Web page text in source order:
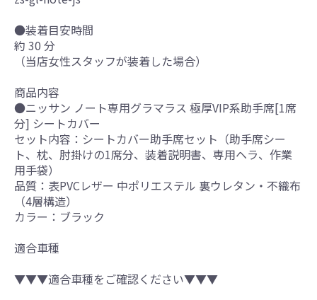
●装着目安時間
約 30 分
（当店女性スタッフが装着した場合）
商品内容
●ニッサン ノート専用グラマラス 極厚VIP系助手席[1席
分] シートカバー
セット内容：シートカバー助手席セット（助手席シー
ト、枕、肘掛けの1席分、装着説明書、専用ヘラ、作業
用手袋）
品質：表PVCレザー 中ポリエステル 裏ウレタン・不織布
（4層構造）
カラー：ブラック
適合車種
▼▼▼適合車種をご確認ください▼▼▼